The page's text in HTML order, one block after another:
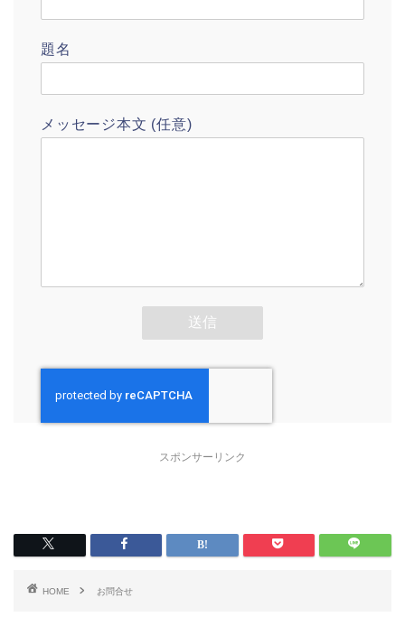
題名
メッセージ本文 (任意)
スポンサーリンク
HOME お問合せ